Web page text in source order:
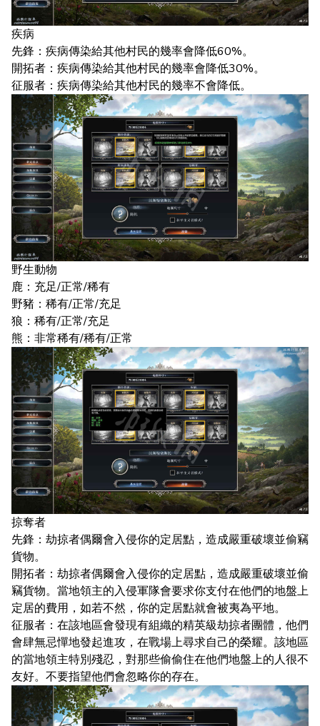
疾病
先鋒：疾病傳染給其他村民的幾率會降低60%。
開拓者：疾病傳染給其他村民的幾率會降低30%。
征服者：疾病傳染給其他村民的幾率不會降低。
野生動物
鹿：充足/正常/稀有
野豬：稀有/正常/充足
狼：稀有/正常/充足
熊：非常稀有/稀有/正常
掠奪者
先鋒：劫掠者偶爾會入侵你的定居點，造成嚴重破壞並偷竊
貨物。
開拓者：劫掠者偶爾會入侵你的定居點，造成嚴重破壞並偷
竊貨物。當地領主的入侵軍隊會要求你支付在他們的地盤上
定居的費用，如若不然，你的定居點就會被夷為平地。
征服者：在該地區會發現有組織的精英級劫掠者團體，他們
會肆無忌憚地發起進攻，在戰場上尋求自己的榮耀。該地區
的當地領主特別殘忍，對那些偷偷住在他們地盤上的人很不
友好。不要指望他們會忽略你的存在。